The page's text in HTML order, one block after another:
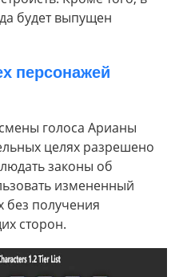
будет выпущен
персонажей
голоса Арианы
целях разрешено
законы об
измененный
без получения
сторон.